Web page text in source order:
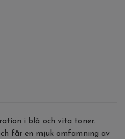
i blå och vita toner.
får en mjuk omfamning av